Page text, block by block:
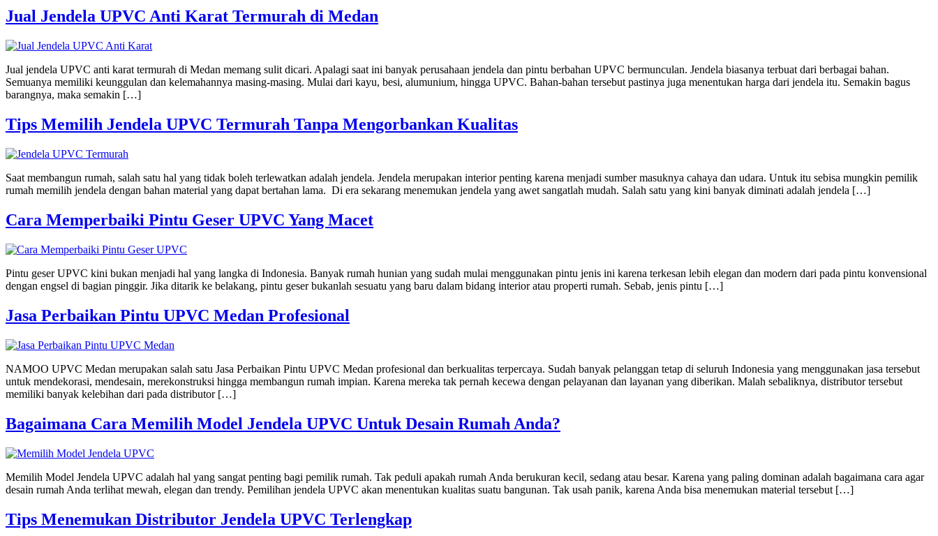
Jual Jendela UPVC Anti Karat Termurah di Medan
Jual jendela UPVC anti karat termurah di Medan memang sulit dicari. Apalagi saat ini banyak perusahaan jendela dan pintu berbahan UPVC bermunculan. Jendela biasanya terbuat dari berbagai bahan.
Semuanya memiliki keunggulan dan kelemahannya masing-masing. Mulai dari kayu, besi, alumunium, hingga UPVC. Bahan-bahan tersebut pastinya juga menentukan harga dari jendela itu. Semakin bagus
barangnya, maka semakin […]
Tips Memilih Jendela UPVC Termurah Tanpa Mengorbankan Kualitas
Saat membangun rumah, salah satu hal yang tidak boleh terlewatkan adalah jendela. Jendela merupakan interior penting karena menjadi sumber masuknya cahaya dan udara. Untuk itu sebisa mungkin pemilik
rumah memilih jendela dengan bahan material yang dapat bertahan lama. Di era sekarang menemukan jendela yang awet sangatlah mudah. Salah satu yang kini banyak diminati adalah jendela […]
Cara Memperbaiki Pintu Geser UPVC Yang Macet
Pintu geser UPVC kini bukan menjadi hal yang langka di Indonesia. Banyak rumah hunian yang sudah mulai menggunakan pintu jenis ini karena terkesan lebih elegan dan modern dari pada pintu konvensional
dengan engsel di bagian pinggir. Jika ditarik ke belakang, pintu geser bukanlah sesuatu yang baru dalam bidang interior atau properti rumah. Sebab, jenis pintu […]
Jasa Perbaikan Pintu UPVC Medan Profesional
NAMOO UPVC Medan merupakan salah satu Jasa Perbaikan Pintu UPVC Medan profesional dan berkualitas terpercaya. Sudah banyak pelanggan tetap di seluruh Indonesia yang menggunakan jasa tersebut
untuk mendekorasi, mendesain, merekonstruksi hingga membangun rumah impian. Karena mereka tak pernah kecewa dengan pelayanan dan layanan yang diberikan. Malah sebaliknya, distributor tersebut
memiliki banyak kelebihan dari pada distributor […]
Bagaimana Cara Memilih Model Jendela UPVC Untuk Desain Rumah Anda?
Memilih Model Jendela UPVC adalah hal yang sangat penting bagi pemilik rumah. Tak peduli apakah rumah Anda berukuran kecil, sedang atau besar. Karena yang paling dominan adalah bagaimana cara agar
desain rumah Anda terlihat mewah, elegan dan trendy. Pemilihan jendela UPVC akan menentukan kualitas suatu bangunan. Tak usah panik, karena Anda bisa menemukan material tersebut […]
Tips Menemukan Distributor Jendela UPVC Terlengkap